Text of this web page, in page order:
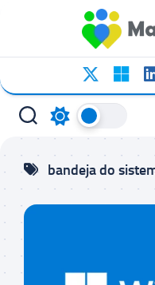
conteúdo
bandeja do